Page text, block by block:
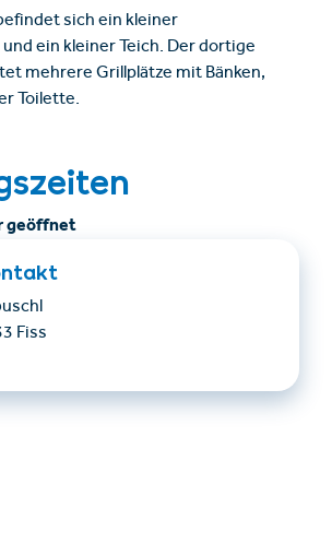
Deutsch
fiss-ladis.at
sich ein kleiner
ein kleiner Teich. Der dortige
mehrere Grillplätze mit Bänken,
Toilette.
geöffnet
Fiss